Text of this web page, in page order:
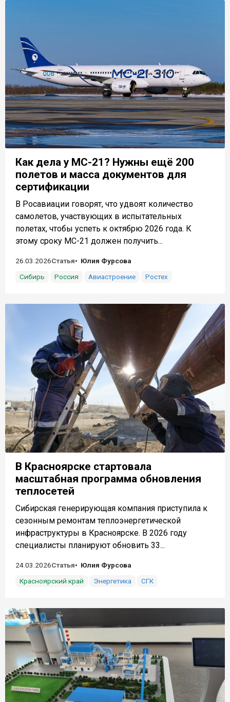
Как дела у МС-21? Нужны ещё 200
полетов и масса документов для
сертификации
В Росавиации говорят, что удвоят количество
самолетов, участвующих в испытательных
полетах, чтобы успеть к октябрю 2026 года. К
этому сроку МС-21 должен получить...
26.03.2026Статья
Юлия Фурсова
Сибирь
Россия Авиастроение Ростех
В Красноярске стартовала
масштабная программа обновления
теплосетей
Сибирская генерирующая компания приступила к
сезонным ремонтам теплоэнергетической
инфраструктуры в Красноярске. В 2026 году
специалисты планируют обновить 33...
24.03.2026Статья
Юлия Фурсова
Красноярский край
Энергетика СГК